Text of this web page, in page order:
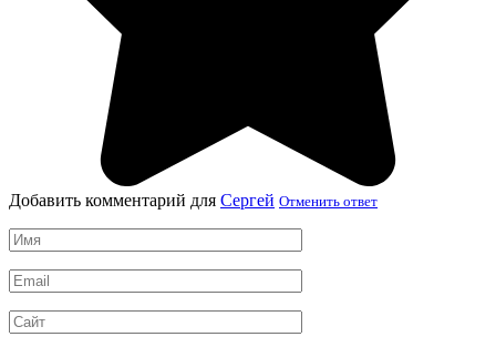
Добавить комментарий для Сергей Отменить ответ
Имя
*
Email
*
Сайт